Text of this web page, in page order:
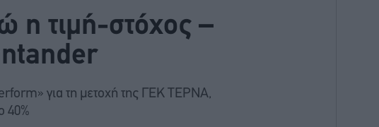
η τιμή-στόχος –
για τη μετοχή της ΓΕΚ ΤΕΡΝΑ,
40%